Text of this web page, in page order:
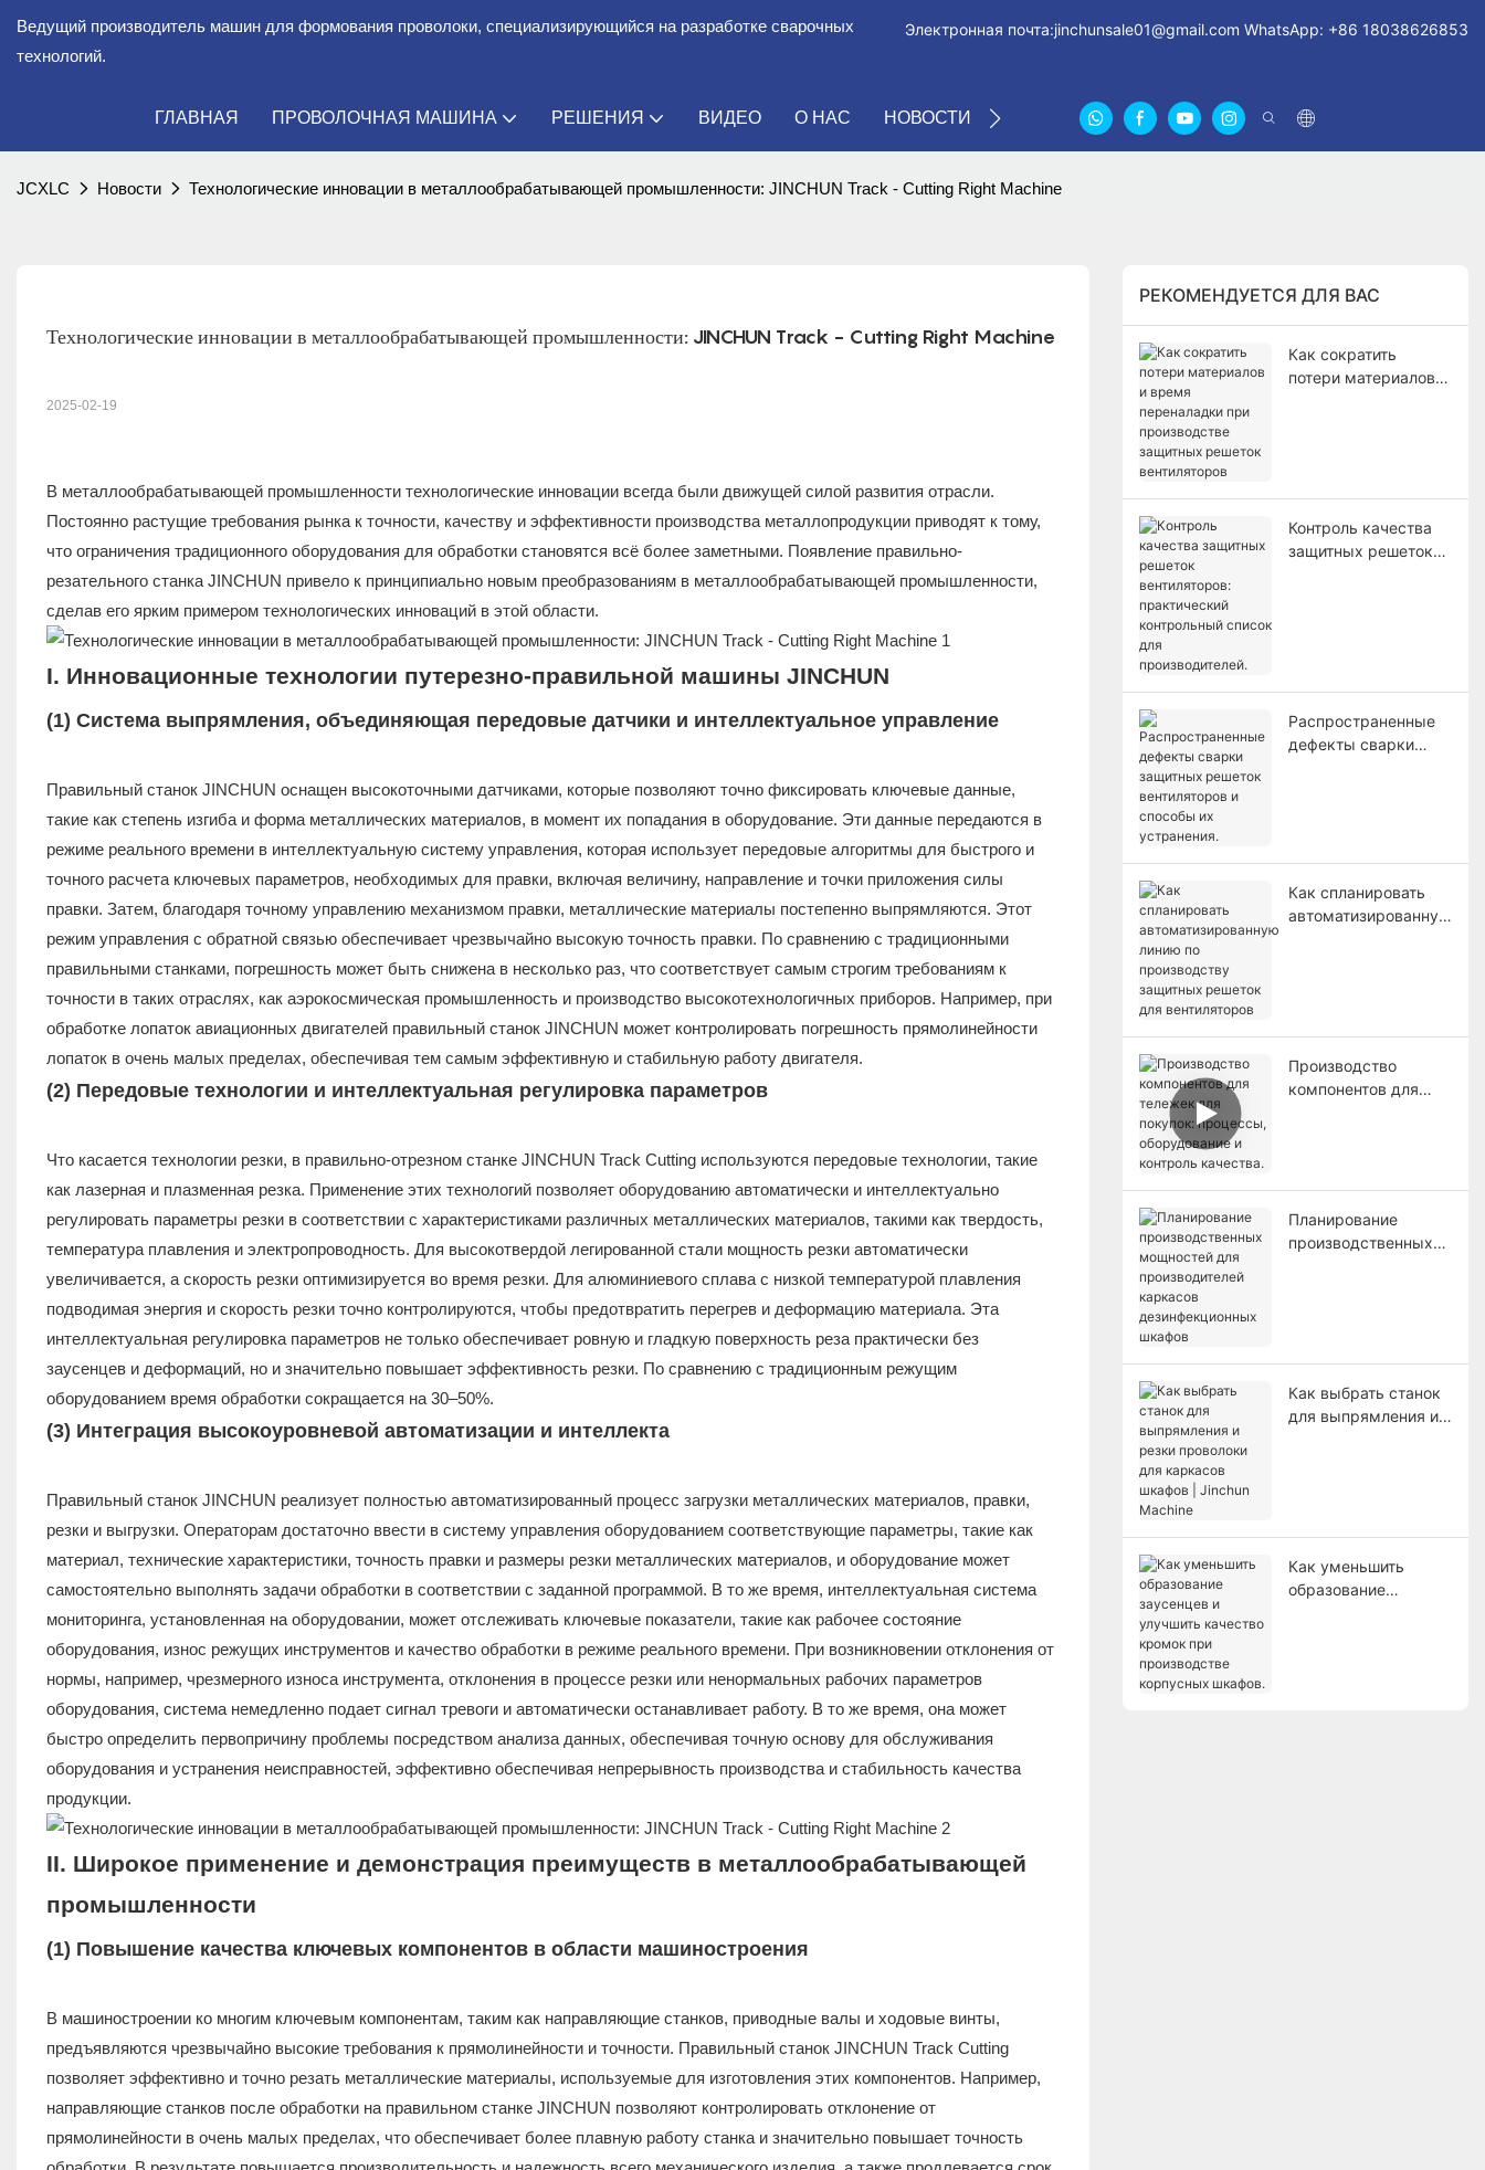
Ведущий производитель машин для формования проволоки, специализирующийся на разработке сварочных
технологий.
Электронная почта:jinchunsale01@gmail.com WhatsApp: +86 18038626853
ГЛАВНАЯ ПРОВОЛОЧНАЯ МАШИНА РЕШЕНИЯ ВИДЕО О НАС НОВОСТИ СВЯЖИТЕСЬ С НАМИ О НАС СЕРТИФИКАТЫ
JCXLC Новости Технологические инновации в металлообрабатывающей промышленности: JINCHUN Track - Cutting Right Machine
Технологические инновации в металлообрабатывающей промышленности: JINCHUN Track - Cutting Right Machine
2025-02-19
В металлообрабатывающей промышленности технологические инновации всегда были движущей силой развития отрасли.
Постоянно растущие требования рынка к точности, качеству и эффективности производства металлопродукции приводят к тому,
что ограничения традиционного оборудования для обработки становятся всё более заметными. Появление правильно-
резательного станка JINCHUN привело к принципиально новым преобразованиям в металлообрабатывающей промышленности,
сделав его ярким примером технологических инноваций в этой области.
I. Инновационные технологии путерезно-правильной машины JINCHUN
(1) Система выпрямления, объединяющая передовые датчики и интеллектуальное управление
Правильный станок JINCHUN оснащен высокоточными датчиками, которые позволяют точно фиксировать ключевые данные,
такие как степень изгиба и форма металлических материалов, в момент их попадания в оборудование. Эти данные передаются в
режиме реального времени в интеллектуальную систему управления, которая использует передовые алгоритмы для быстрого и
точного расчета ключевых параметров, необходимых для правки, включая величину, направление и точки приложения силы
правки. Затем, благодаря точному управлению механизмом правки, металлические материалы постепенно выпрямляются. Этот
режим управления с обратной связью обеспечивает чрезвычайно высокую точность правки. По сравнению с традиционными
правильными станками, погрешность может быть снижена в несколько раз, что соответствует самым строгим требованиям к
точности в таких отраслях, как аэрокосмическая промышленность и производство высокотехнологичных приборов. Например, при
обработке лопаток авиационных двигателей правильный станок JINCHUN может контролировать погрешность прямолинейности
лопаток в очень малых пределах, обеспечивая тем самым эффективную и стабильную работу двигателя.
(2) Передовые технологии и интеллектуальная регулировка параметров
Что касается технологии резки, в правильно-отрезном станке JINCHUN Track Cutting используются передовые технологии, такие
как лазерная и плазменная резка. Применение этих технологий позволяет оборудованию автоматически и интеллектуально
регулировать параметры резки в соответствии с характеристиками различных металлических материалов, такими как твердость,
температура плавления и электропроводность. Для высокотвердой легированной стали мощность резки автоматически
увеличивается, а скорость резки оптимизируется во время резки. Для алюминиевого сплава с низкой температурой плавления
подводимая энергия и скорость резки точно контролируются, чтобы предотвратить перегрев и деформацию материала. Эта
интеллектуальная регулировка параметров не только обеспечивает ровную и гладкую поверхность реза практически без
заусенцев и деформаций, но и значительно повышает эффективность резки. По сравнению с традиционным режущим
оборудованием время обработки сокращается на 30–50%.
(3) Интеграция высокоуровневой автоматизации и интеллекта
Правильный станок JINCHUN реализует полностью автоматизированный процесс загрузки металлических материалов, правки,
резки и выгрузки. Операторам достаточно ввести в систему управления оборудованием соответствующие параметры, такие как
материал, технические характеристики, точность правки и размеры резки металлических материалов, и оборудование может
самостоятельно выполнять задачи обработки в соответствии с заданной программой. В то же время, интеллектуальная система
мониторинга, установленная на оборудовании, может отслеживать ключевые показатели, такие как рабочее состояние
оборудования, износ режущих инструментов и качество обработки в режиме реального времени. При возникновении отклонения от
нормы, например, чрезмерного износа инструмента, отклонения в процессе резки или ненормальных рабочих параметров
оборудования, система немедленно подает сигнал тревоги и автоматически останавливает работу. В то же время, она может
быстро определить первопричину проблемы посредством анализа данных, обеспечивая точную основу для обслуживания
оборудования и устранения неисправностей, эффективно обеспечивая непрерывность производства и стабильность качества
продукции.
II. Широкое применение и демонстрация преимуществ в металлообрабатывающей
промышленности
(1) Повышение качества ключевых компонентов в области машиностроения
В машиностроении ко многим ключевым компонентам, таким как направляющие станков, приводные валы и ходовые винты,
предъявляются чрезвычайно высокие требования к прямолинейности и точности. Правильный станок JINCHUN Track Cutting
позволяет эффективно и точно резать металлические материалы, используемые для изготовления этих компонентов. Например,
направляющие станков после обработки на правильном станке JINCHUN позволяют контролировать отклонение от
прямолинейности в очень малых пределах, что обеспечивает более плавную работу станка и значительно повышает точность
РЕКОМЕНДУЕТСЯ ДЛЯ ВАС
Как сократить
потери материалов и
Контроль качества
защитных решеток
Распространенные
дефекты сварки
Как спланировать
автоматизированную
Производство
компонентов для
Планирование
производственных
Как выбрать станок
для выпрямления и
Как уменьшить
образование